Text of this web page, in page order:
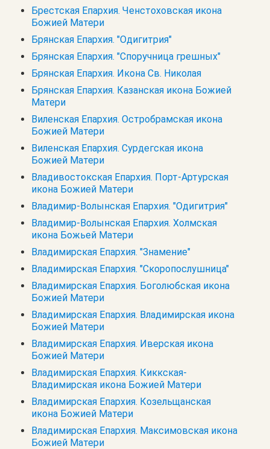
Брестская Епархия. Ченстоховская икона
Божией Матери
Брянская Епархия. "Одигитрия"
Брянская Епархия. "Споручница грешных"
Брянская Епархия. Икона Св. Николая
Брянская Епархия. Казанская икона Божией
Матери
Виленская Епархия. Остробрамская икона
Божией Матери
Виленская Епархия. Сурдегская икона
Божией Матери
Владивостокская Епархия. Порт-Артурская
икона Божией Матери
Владимир-Волынская Епархия. "Одигитрия"
Владимир-Волынская Епархия. Холмская
икона Божьей Матери
Владимирская Епархия. "Знамение"
Владимирская Епархия. "Скоропослушница"
Владимирская Епархия. Боголюбская икона
Божией Матери
Владимирская Епархия. Владимирская икона
Божией Матери
Владимирская Епархия. Иверская икона
Божией Матери
Владимирская Епархия. Киккская-
Владимирская икона Божией Матери
Владимирская Епархия. Козельщанская
икона Божией Матери
Владимирская Епархия. Максимовская икона
Божией Матери